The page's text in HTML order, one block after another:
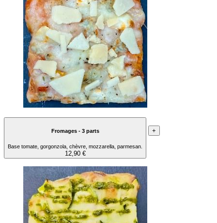
Fromages - 3 parts
Base tomate, gorgonzola, chèvre, mozzarella, parmesan.
12,90 €
+